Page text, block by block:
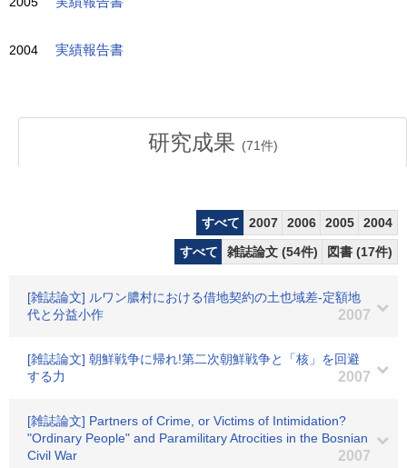
2004 実績報告書
研究成果 (71件)
すべて 2007 2006 2005
2004
すべて
雑誌論文 (54件) 図書 (17件)
[雑誌論文] ルワン膿村における借地契約の土也域差-定額地
代と分益小作
2007
[雑誌論文] 朝鮮戦争に帰れ!第二次朝鮮戦争と「核」を回避
する力
2007
[雑誌論文] Partners of Crime, or Victims of Intimidation?
"Ordinary People" and Paramilitary Atrocities in the Bosnian
Civil War
2007